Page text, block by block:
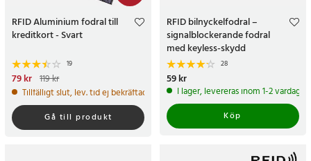
RFID Aluminium fodral till
kreditkort - Svart
19
Nuvarande pris
pris:119 kr
79 kr 119 kr
Tillfälligt slut, lev. tid ej bekräftad.
Gå till produkt
RFID bilnyckelfodral –
signalblockerande fodral
med keyless-skydd
28
Pris:
59 kr
I lager, levereras inom 1-2 vardagar
Köp